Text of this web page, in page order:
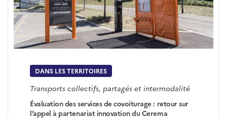
DANS LES TERRITOIRES
Transports collectifs, partagés et intermodalité
Évaluation des services de covoiturage : retour sur
l’appel à partenariat innovation du Cerema